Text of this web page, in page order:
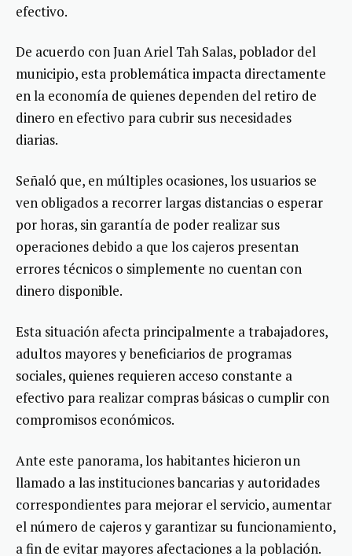
efectivo.
De acuerdo con Juan Ariel Tah Salas, poblador del
municipio, esta problemática impacta directamente
en la economía de quienes dependen del retiro de
dinero en efectivo para cubrir sus necesidades
diarias.
Señaló que, en múltiples ocasiones, los usuarios se
ven obligados a recorrer largas distancias o esperar
por horas, sin garantía de poder realizar sus
operaciones debido a que los cajeros presentan
errores técnicos o simplemente no cuentan con
dinero disponible.
Esta situación afecta principalmente a trabajadores,
adultos mayores y beneficiarios de programas
sociales, quienes requieren acceso constante a
efectivo para realizar compras básicas o cumplir con
compromisos económicos.
Ante este panorama, los habitantes hicieron un
llamado a las instituciones bancarias y autoridades
correspondientes para mejorar el servicio, aumentar
el número de cajeros y garantizar su funcionamiento,
a fin de evitar mayores afectaciones a la población.